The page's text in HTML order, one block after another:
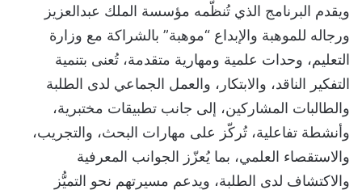
ويقدم البرنامج الذي تُنظّمه مؤسسة الملك عبدالعزيز
ورجاله للموهبة والإبداع “موهبة” بالشراكة مع وزارة
التعليم، وحدات علمية ومهارية متقدمة، تُعنى بتنمية
التفكير الناقد، والابتكار، والعمل الجماعي لدى الطلبة
والطالبات المشاركين، إلى جانب تطبيقات مختبرية،
وأنشطة تفاعلية، تُركّز على مهارات البحث، والتجريب،
والاستقصاء العلمي، بما يُعزّز الجوانب المعرفية
والاكتشاف لدى الطلبة، ويدعم مسيرتهم نحو التميُّز